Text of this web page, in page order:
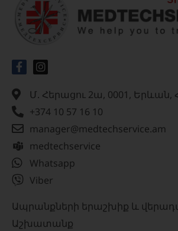
Մ. Հերացու 2ա, 0001,
+374 10 57 16 10
manager@medtechservice.am
medtechservice
Whatsapp
Viber
Ապրանքների երաշխիք և
Աշխատանք